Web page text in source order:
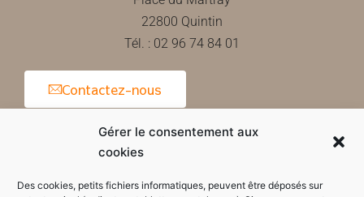
Gérer le consentement aux
cookies
Des cookies, petits fichiers informatiques, peuvent être déposés sur
22800 Quintin
Tél. : 02 96 74 84 01
Contactez-nous
Horaires d'ouverture de la mairie